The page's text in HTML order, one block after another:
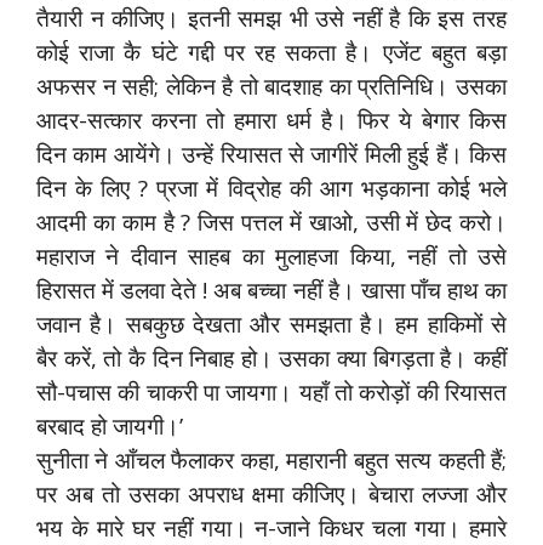
तैयारी न कीजिए। इतनी समझ भी उसे नहीं है कि इस तरह
कोई राजा कै घंटे गद्दी पर रह सकता है। एजेंट बहुत बड़ा
अफसर न सही; लेकिन है तो बादशाह का प्रतिनिधि। उसका
आदर-सत्कार करना तो हमारा धर्म है। फिर ये बेगार किस
दिन काम आयेंगे। उन्हें रियासत से जागीरें मिली हुई हैं। किस
दिन के लिए ? प्रजा में विद्रोह की आग भड़काना कोई भले
आदमी का काम है ? जिस पत्तल में खाओ, उसी में छेद करो।
महाराज ने दीवान साहब का मुलाहजा किया, नहीं तो उसे
हिरासत में डलवा देते ! अब बच्चा नहीं है। खासा पाँच हाथ का
जवान है। सबकुछ देखता और समझता है। हम हाकिमों से
बैर करें, तो कै दिन निबाह हो। उसका क्या बिगड़ता है। कहीं
सौ-पचास की चाकरी पा जायगा। यहाँ तो करोड़ों की रियासत
बरबाद हो जायगी।’
सुनीता ने आँचल फैलाकर कहा, महारानी बहुत सत्य कहती हैं;
पर अब तो उसका अपराध क्षमा कीजिए। बेचारा लज्जा और
भय के मारे घर नहीं गया। न-जाने किधर चला गया। हमारे